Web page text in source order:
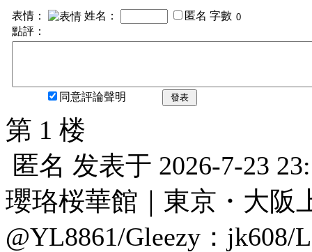
表情： 姓名： 匿名 字數
點評：
同意評論聲明 發表
第 1 楼
匿名 发表于 2026-7-23
瓔珞桜華館｜東京・大阪
@YL8861/Gleezy：jk608/